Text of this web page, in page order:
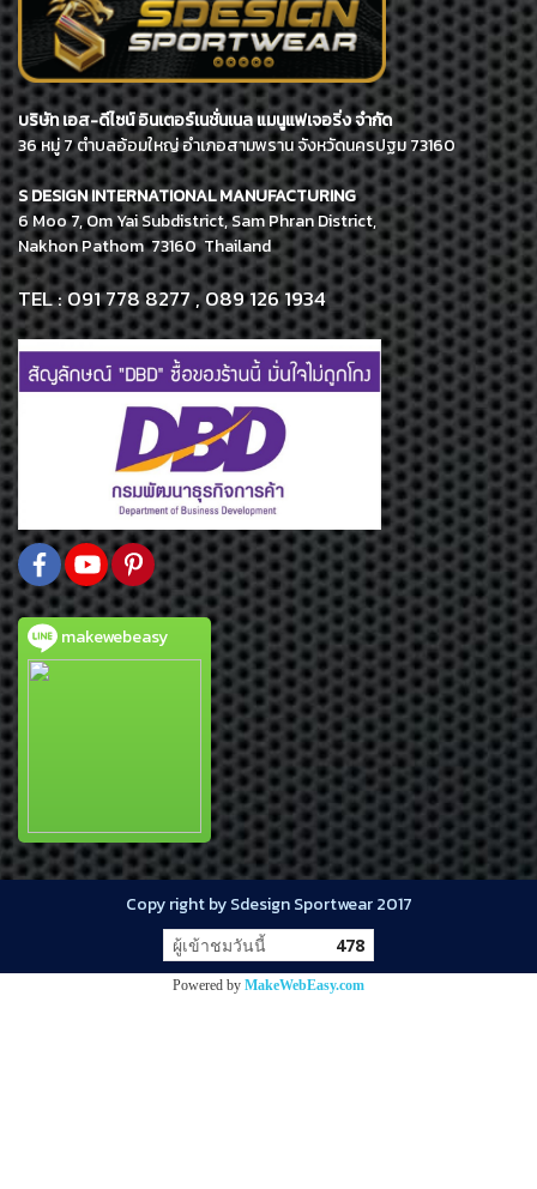
บริษัท เอส-ดีไซน์ อินเตอร์เนชั่นเนล แมนูแฟเจอริ่ง จำกัด
36 หมู่ 7 ตำบลอ้อมใหญ่ อำเภอสามพราน จังหวัดนครปฐม 73160
S DESIGN INTERNATIONAL MANUFACTURING
6 Moo 7, Om Yai Subdistrict, Sam Phran District,
Nakhon Pathom 73160 Thailand
TEL : 091 778 8277 , 089 126 1934
makewebeasy
Copy right by Sdesign Sportwear 2017
ผู้เข้าชมวันนี้ 478
Powered by MakeWebEasy.com